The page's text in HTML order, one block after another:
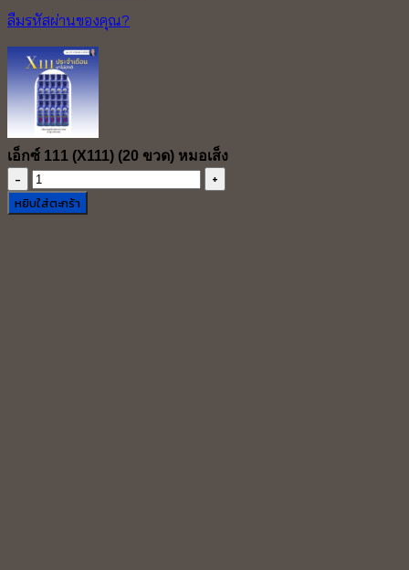
ลืมรหัสผ่านของคุณ?
เอ็กซ์ 111 (X111) (20 ขวด) หมอเส็ง
จำนวน
เอ็กซ์
หยิบใส่ตะกร้า